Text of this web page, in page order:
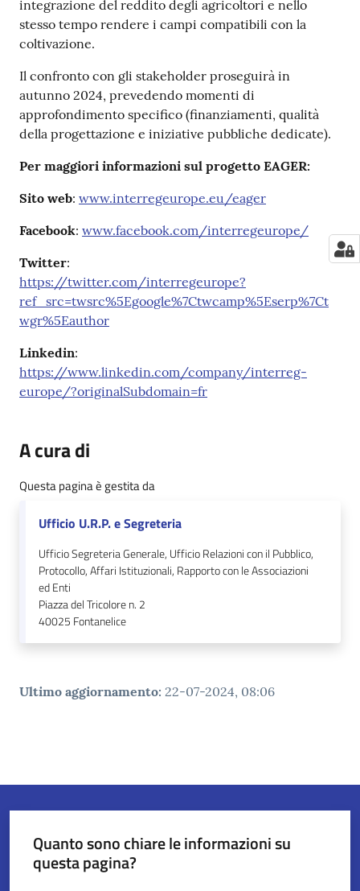
integrazione del reddito degli agricoltori e nello
stesso tempo rendere i campi compatibili con la
coltivazione.
Il confronto con gli stakeholder proseguirà in
autunno 2024, prevedendo momenti di
approfondimento specifico (finanziamenti, qualità
della progettazione e iniziative pubbliche dedicate).
Per maggiori informazioni sul progetto EAGER:
Sito web: www.interregeurope.eu/eager
Facebook: www.facebook.com/interregeurope/
Twitter:
https://twitter.com/interregeurope?
ref_src=twsrc%5Egoogle%7Ctwcamp%5Eserp%7Ct
wgr%5Eauthor
Linkedin:
https://www.linkedin.com/company/interreg-
europe/?originalSubdomain=fr
A cura di
Questa pagina è gestita da
Ufficio U.R.P. e Segreteria
Ufficio Segreteria Generale, Ufficio Relazioni con il Pubblico,
Protocollo, Affari Istituzionali, Rapporto con le Associazioni
ed Enti
Piazza del Tricolore n. 2
40025 Fontanelice
Ultimo aggiornamento: 22-07-2024, 08:06
Quanto sono chiare le informazioni su
questa pagina?